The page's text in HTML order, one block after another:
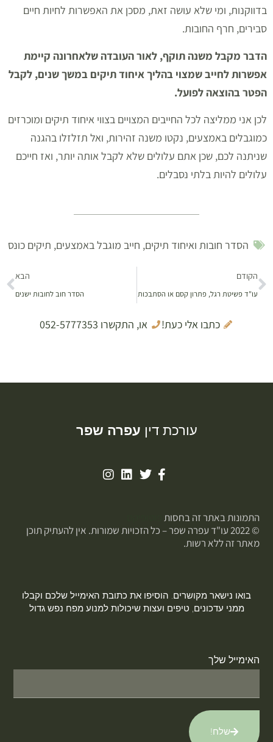
בדווקנות, ומי שלא עושה זאת, מסכן את האפשרות לחיות חיים
סבירים, חרף החובות.
הדבר מקבל משנה תוקף, לאור העובדה שלאחרונה קיימת
אפשרות לחייב שמצוי בהליך איחוד תיקים במשך שנים, לקבל
הפטר בהוצאה לפועל.
לכן אני ממליצה לכל החייבים המצויים בצווי איחוד תיקים ומוכרזים
כמוגבלים באמצעים, נקטו משנה זהירות, ואל תזלזלו בהגנה
שניתנה לכם, שכן אתם עלולים שלא לקבל אותה יותר, ואז חייכם
עלולים להיות בלתי נסבלים.
הסדר חובות ואיחוד תיקים, חייב מוגבל באמצעים, תיקים כונס
הקודם
עו"ד פשיטת רגל, פתרון קסם או הסתבכות
הבא
הסדר חוב לחובות ישנים
כתבו אלי כעת! או, התקשרו 052-5777353
עורכת דין עפרה שפר
התמונות באתר זה בחסות
© 2022 עו"ד עפרה שפר – כל הזכויות שמורות. אין להעתיק תוכן
מאתר זה ללא רשות.
בואו נישאר מקושרים. הוסיפו את כתובת האימייל שלכם וקבלו
ממני עדכונים, טיפים ועצות שיכולות למנוע מפח נפש גדול
האימייל שלך
שלח!